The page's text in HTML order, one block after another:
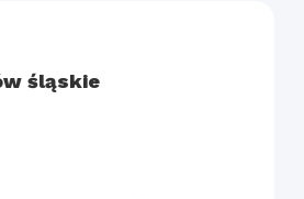
śląskie